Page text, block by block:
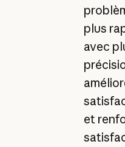
plus
avec
et